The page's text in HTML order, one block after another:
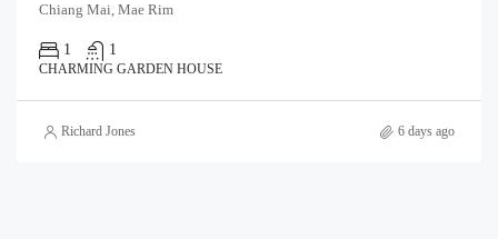
Chiang Mai, Mae Rim
1 1
CHARMING GARDEN HOUSE
Richard Jones 6 days ago